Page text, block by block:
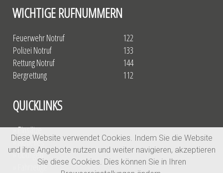
WICHTIGE RUFNUMMERN
Feuerwehr Notruf
Polizei Notruf
Rettung Notruf
Bergrettung
122
133
144
112
QUICKLINKS
» Einsätze
» Aktuelles
» Übungen
» Fahrzeuge
Diese Website verwendet Cookies. Indem Sie die Website
und ihre Angebote nutzen und weiter navigieren, akzeptieren
Sie diese Cookies. Dies können Sie in Ihren